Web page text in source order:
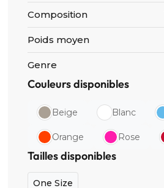
Composition
Poids moyen
Genre
Couleurs disponibles
Beige Blanc
Orange Rose
Tailles disponibles
One Size